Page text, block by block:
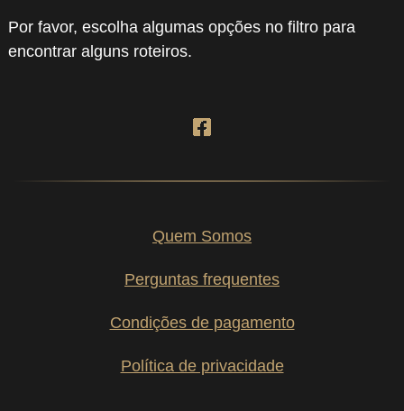
Por favor, escolha algumas opções no filtro para
encontrar alguns roteiros.
Quem Somos
Perguntas frequentes
Condições de pagamento
Política de privacidade